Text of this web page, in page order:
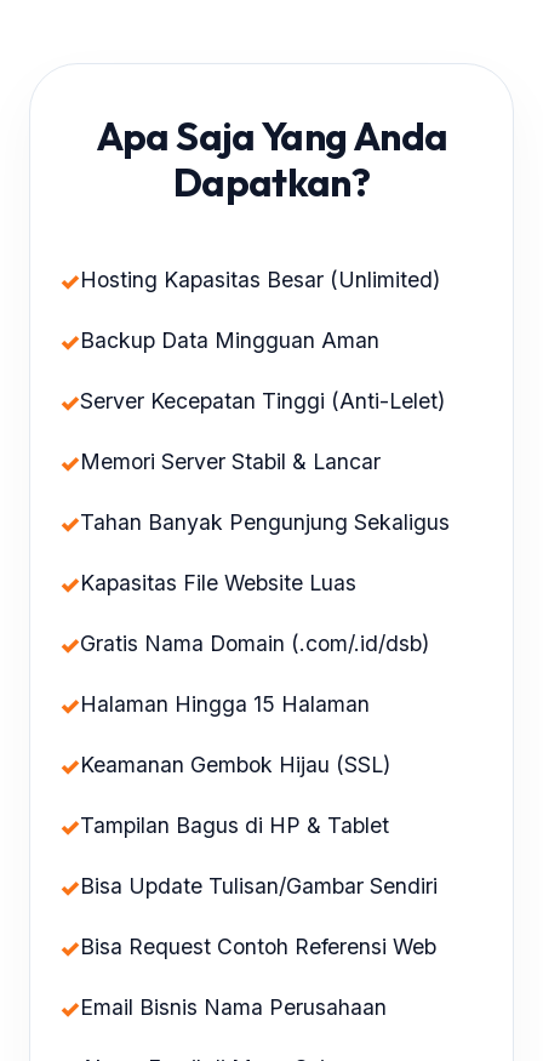
Apa Saja Yang Anda
Dapatkan?
✓Hosting Kapasitas Besar (Unlimited)
✓Backup Data Mingguan Aman
✓Server Kecepatan Tinggi (Anti-Lelet)
✓Memori Server Stabil & Lancar
✓Tahan Banyak Pengunjung Sekaligus
✓Kapasitas File Website Luas
✓Gratis Nama Domain (.com/.id/dsb)
✓Halaman Hingga 15 Halaman
✓Keamanan Gembok Hijau (SSL)
✓Tampilan Bagus di HP & Tablet
✓Bisa Update Tulisan/Gambar Sendiri
✓Bisa Request Contoh Referensi Web
✓Email Bisnis Nama Perusahaan